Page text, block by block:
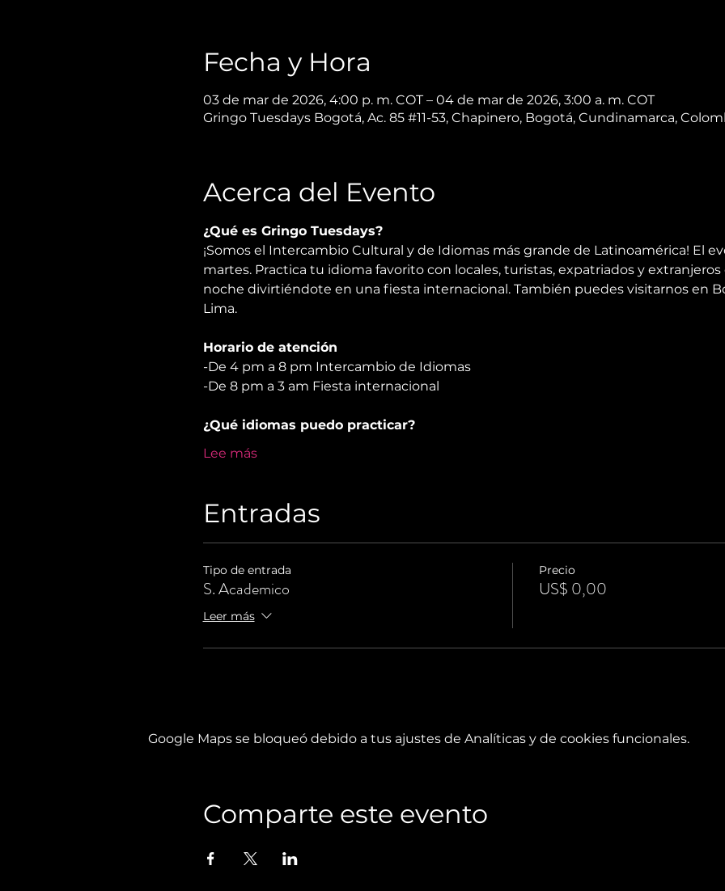
Fecha y Hora
03 de mar de 2026, 4:00 p. m. COT – 04 de mar de 2026, 3:00 a. m. COT
Gringo Tuesdays Bogotá, Ac. 85 #11-53, Chapinero, Bogotá, Cundinamarca,
Acerca del Evento
¿Qué es Gringo Tuesdays?
¡Somos el Intercambio Cultural y de Idiomas más grande de Latinoamérica! El
martes. Practica tu idioma favorito con locales, turistas, expatriados y
noche divirtiéndote en una fiesta internacional. También puedes visitarnos en
Lima.
Horario de atención
-De 4 pm a 8 pm Intercambio de Idiomas
-De 8 pm a 3 am Fiesta internacional
¿Qué idiomas puedo practicar?
Lee más
Entradas
Tipo de entrada
S. Academico
Leer más
Precio
US$ 0,00
Google Maps se bloqueó debido a tus ajustes de Analíticas y de cookies funcionales.
Comparte este evento